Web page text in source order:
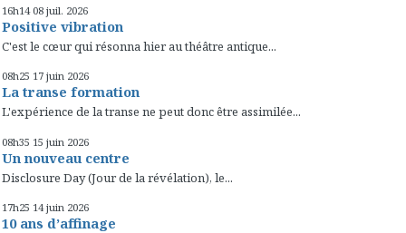
16h14 08 juil. 2026
Positive vibration
C'est le cœur qui résonna hier au théâtre antique...
08h25 17 juin 2026
La transe formation
L'expérience de la transe ne peut donc être assimilée...
08h35 15 juin 2026
Un nouveau centre
Disclosure Day (Jour de la révélation), le...
17h25 14 juin 2026
10 ans d’affinage